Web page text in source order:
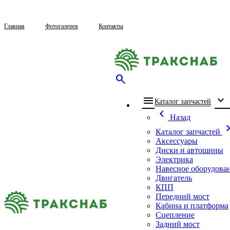
Главная Фотогалерея Контакты
search
menu Каталог запчастей expand_more
chevron_left
Назад
Каталог запчастей
chevron_right
Аксессуары
Диски и автошины
Электрика
Навесное
Двигатель
КПП
Передний мост
Кабина и платформа
Сцепление
Задний мост